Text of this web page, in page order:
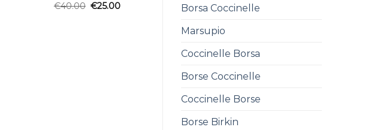
Borsa Coccinelle
Marsupio
Coccinelle Borsa
Borse Coccinelle
Coccinelle Borse
Borse Birkin
€40.00 €25.00